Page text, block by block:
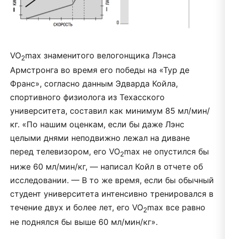
VO2max знаменитого велогонщика Лэнса
Армстронга во время его победы на «Тур де
Франс», согласно данным Эдварда Койла,
спортивного физиолога из Техасского
университета, составил как минимум 85 мл/мин/
кг. «По нашим оценкам, если бы даже Лэнс
целыми днями неподвижно лежал на диване
перед телевизором, его VO2max не опустился бы
ниже 60 мл/мин/кг, — написал Койл в отчете об
исследовании. — В то же время, если бы обычный
студент университета интенсивно тренировался в
течение двух и более лет, его VO2max все равно
не поднялся бы выше 60 мл/мин/кг».